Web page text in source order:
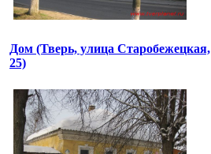
Дом (Тверь, улица Старобежецкая,
25)